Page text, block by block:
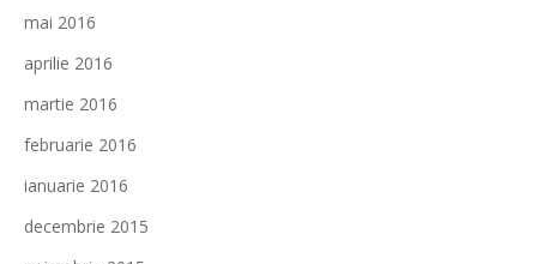
mai 2016
aprilie 2016
martie 2016
februarie 2016
ianuarie 2016
decembrie 2015